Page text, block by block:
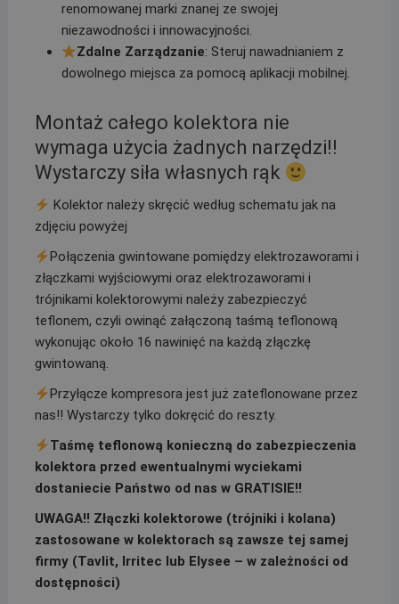
renomowanej marki znanej ze swojej
niezawodności i innowacyjności.
Zdalne Zarządzanie: Steruj nawadnianiem z
dowolnego miejsca za pomocą aplikacji mobilnej.
Montaż całego kolektora nie
wymaga użycia żadnych narzędzi!!
Wystarczy siła własnych rąk
Kolektor należy skręcić według schematu jak na
zdjęciu powyżej
Połączenia gwintowane pomiędzy elektrozaworami i
złączkami wyjściowymi oraz elektrozaworami i
trójnikami kolektorowymi należy zabezpieczyć
teflonem, czyli owinąć załączoną taśmą teflonową
wykonując około 16 nawinięć na każdą złączkę
gwintowaną.
Przyłącze kompresora jest już zateflonowane przez
nas!! Wystarczy tylko dokręcić do reszty.
Taśmę teflonową konieczną do zabezpieczenia
kolektora przed ewentualnymi wyciekami
dostaniecie Państwo od nas w GRATISIE!!
UWAGA!! Złączki kolektorowe (trójniki i kolana)
zastosowane w kolektorach są zawsze tej samej
firmy (Tavlit, Irritec lub Elysee – w zależności od
dostępności)